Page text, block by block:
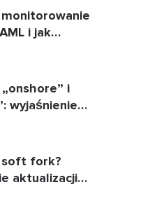
i jak
i
wyjaśnienie
soft fork?
aktualizacji